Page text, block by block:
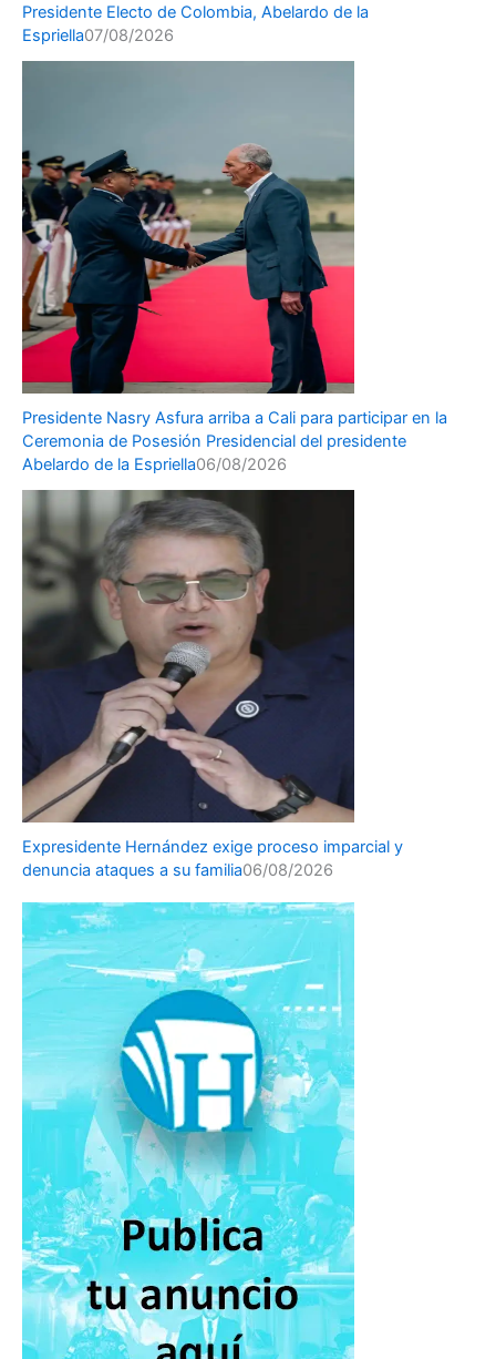
Presidente Electo de Colombia, Abelardo de la
Espriella07/08/2026
Presidente Nasry Asfura arriba a Cali para participar en la
Ceremonia de Posesión Presidencial del presidente
Abelardo de la Espriella06/08/2026
Expresidente Hernández exige proceso imparcial y
denuncia ataques a su familia06/08/2026